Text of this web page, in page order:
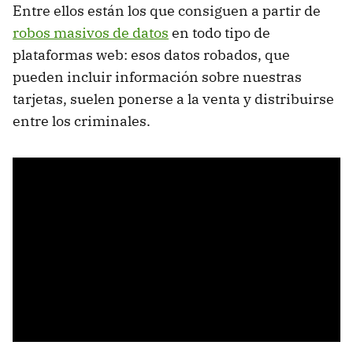
Entre ellos están los que consiguen a partir de
robos masivos de datos en todo tipo de
plataformas web: esos datos robados, que
pueden incluir información sobre nuestras
tarjetas, suelen ponerse a la venta y distribuirse
entre los criminales.